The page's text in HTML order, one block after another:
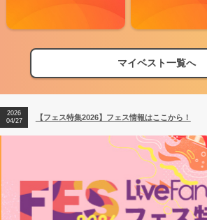
マイベスト一覧へ
【フェス特集2026】フェス情報はここから！
【ライブ動員ランキング】2026年上半期編発表！
2026
04/27
【フェス特集2026】フェス情報はここから！
2026
【ライブ動員ランキング】2026年上半期編発表！